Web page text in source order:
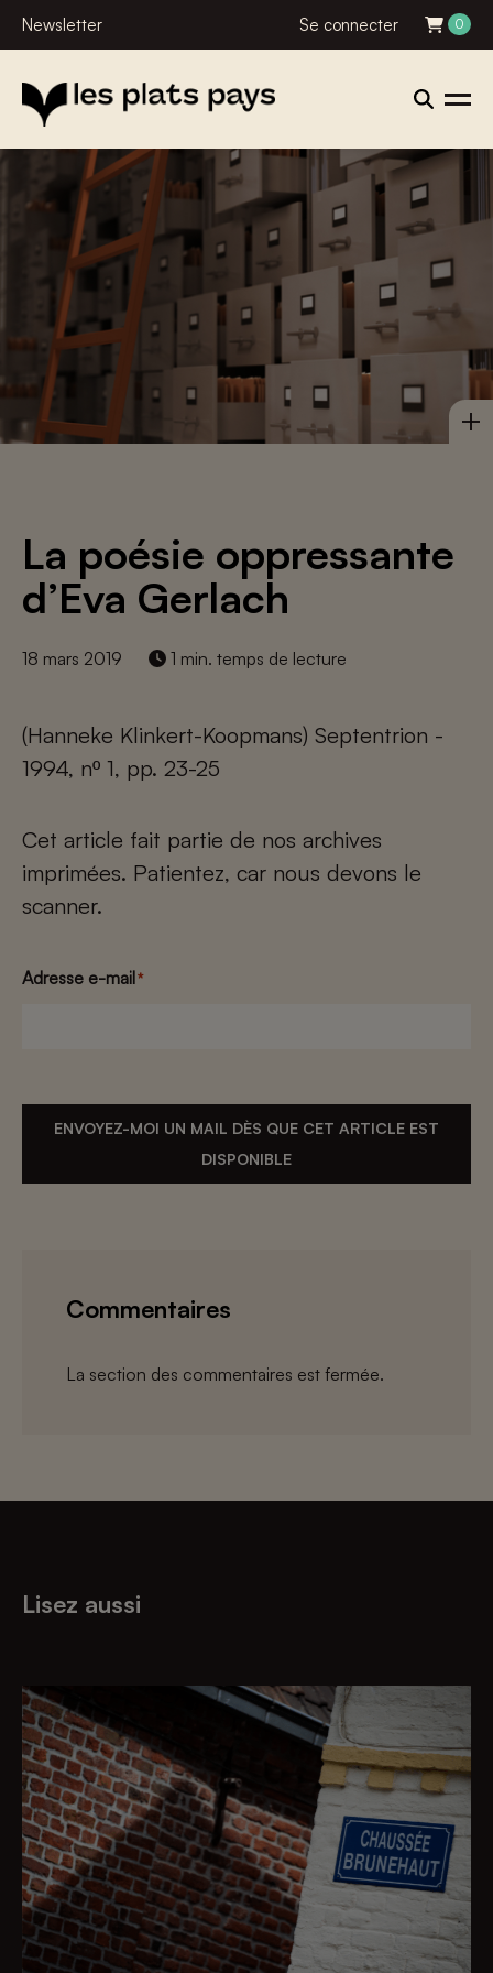
Newsletter Se connecter 0
La poésie oppressante
d’Eva Gerlach
18 mars 2019 1 min. temps de lecture
(Hanneke Klinkert-Koopmans) Septentrion -
1994, nº 1, pp. 23-25
Cet article fait partie de nos archives
imprimées. Patientez, car nous devons le
scanner.
Adresse e-mail*
ENVOYEZ-MOI UN MAIL DÈS QUE CET ARTICLE EST
DISPONIBLE
Commentaires
La section des commentaires est fermée.
Lisez aussi